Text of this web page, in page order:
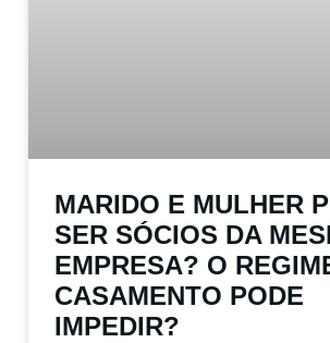
MARIDO E MULHER
SER SÓCIOS DA
EMPRESA? O
CASAMENTO PODE
IMPEDIR?